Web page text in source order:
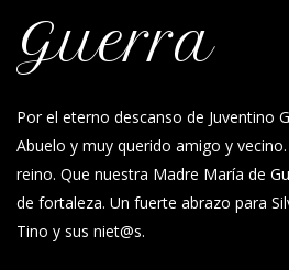
Guerra
Por el eterno descanso de Juventino
Abuelo y muy querido amigo y
reino. Que nuestra Madre María de
de fortaleza. Un fuerte abrazo para
Tino y sus niet@s.